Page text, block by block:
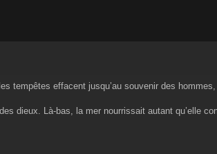
effacent jusqu’au souvenir des hommes,
dieux. Là-bas, la mer nourrissait autant qu’elle